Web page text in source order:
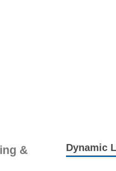
&
Dynamic